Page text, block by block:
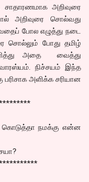
சாதாரணமாக அறிவுரை
அறிவுரை சொல்வது
போல எழுத்து நடை
சொல்லும் போது தமிழ்
அதை வைத்து
நிச்சயம் இந்த
அளிக்க சரியான
கொடுத்தா நமக்கு என்ன